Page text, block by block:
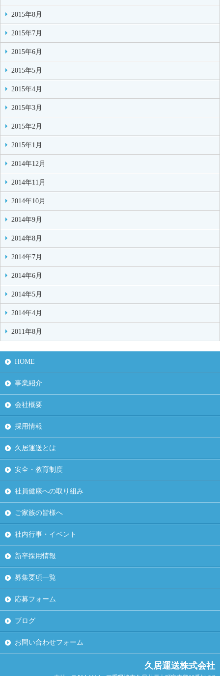
2015年8月
2015年7月
2015年6月
2015年5月
2015年4月
2015年3月
2015年2月
2015年1月
2014年12月
2014年11月
2014年10月
2014年9月
2014年8月
2014年7月
2014年6月
2014年5月
2014年4月
2011年8月
HOME
事業紹介
会社概要
採用情報
久居運送とは
安全・教育制度
社員健康への取り組み
ご家族の皆様へ
社内行事・イベント
新卒採用情報
募集要項一覧
応募フォーム
ブログ
お問い合わせフォーム
久居運送株式会社